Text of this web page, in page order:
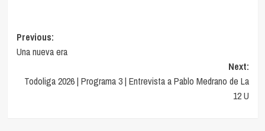
Navegación
de
entradas
Previous:
Una nueva era
Next:
Todoliga 2026 | Programa 3 | Entrevista a Pablo Medrano de La
12 U